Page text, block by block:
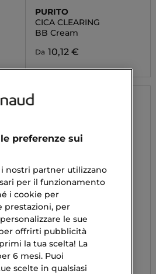
PURITO
CICA CLEARING
BB Cream
Da 10,12 €
preferenze sui
nostri partner utilizzano
per il funzionamento
i cookie per
prestazioni, per
le sue
offrirti pubblicità
la tua scelta! La
6 mesi. Puoi
scelte in qualsiasi